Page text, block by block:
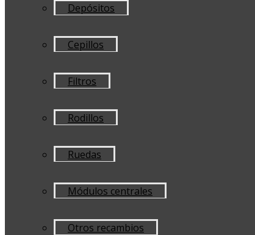
Depósitos
Cepillos
Filtros
Rodillos
Ruedas
Módulos centrales
Otros recambios